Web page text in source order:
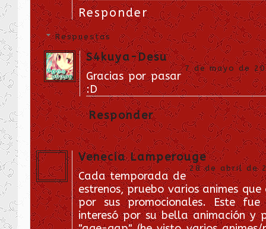
Responder
Respuestas
S4kuya-Desu
7 de mayo de
Gracias por pasar
:D
Responder
Venecia Lamperouge
28 de abril de
Cada temporada de
estrenos, pruebo varios animes
por sus promocionales. Este
interesó por su bella animación y